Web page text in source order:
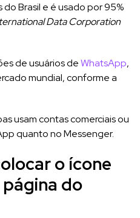
Brasil e é usado por 95%
Data Corporation
de usuários deWhatsApp,
mundial, conforme a
usam contas comerciais ou
quanto no Messenger.
o ícone
do